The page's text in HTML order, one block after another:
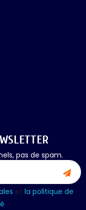
pas de spam.
et la politique de